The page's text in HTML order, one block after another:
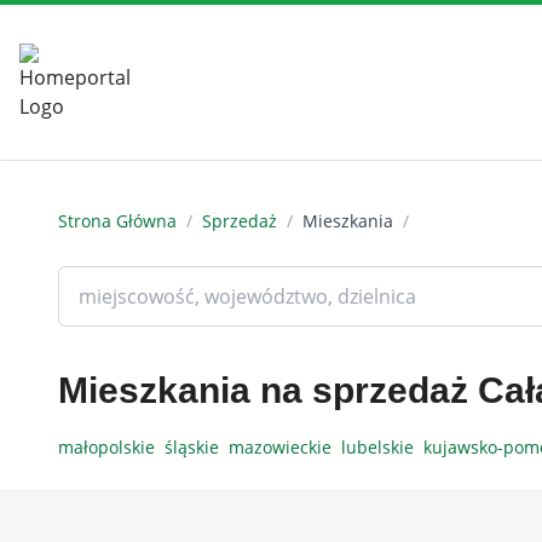
Strona Główna / Sprzedaż / Mieszkania /
Mieszkania na sprzedaż
małopolskie śląskie mazowieckie lubelskie kujawsko-